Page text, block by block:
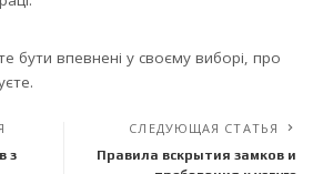
бути впевнені у своєму виборі, про
з
СЛЕДУЮЩАЯ СТАТЬЯ
Правила вскрытия замков и